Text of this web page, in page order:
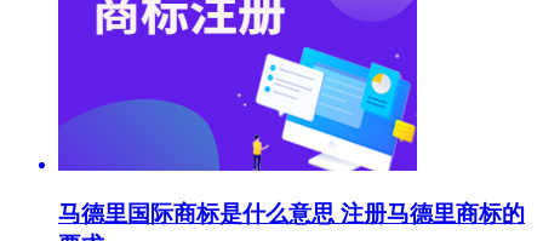
马德里国际商标是什么意思 注册马德里商标的